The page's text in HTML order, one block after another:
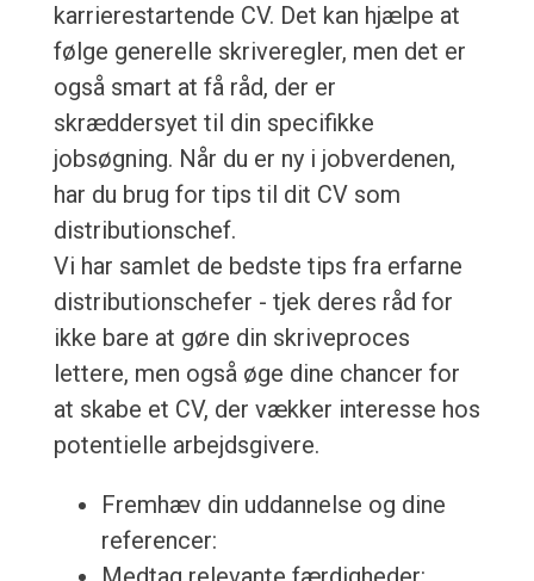
karrierestartende CV. Det kan hjælpe at
følge generelle skriveregler, men det er
også smart at få råd, der er
skræddersyet til din specifikke
jobsøgning. Når du er ny i jobverdenen,
har du brug for tips til dit CV som
distributionschef.
Vi har samlet de bedste tips fra erfarne
distributionschefer - tjek deres råd for
ikke bare at gøre din skriveproces
lettere, men også øge dine chancer for
at skabe et CV, der vækker interesse hos
potentielle arbejdsgivere.
Fremhæv din uddannelse og dine
referencer: